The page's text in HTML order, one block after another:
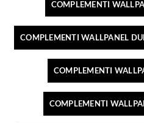
COMPLEMENTI
COMPLEMENTI WALLPANEL
COMPLEMENTI
COMPLEMENTI